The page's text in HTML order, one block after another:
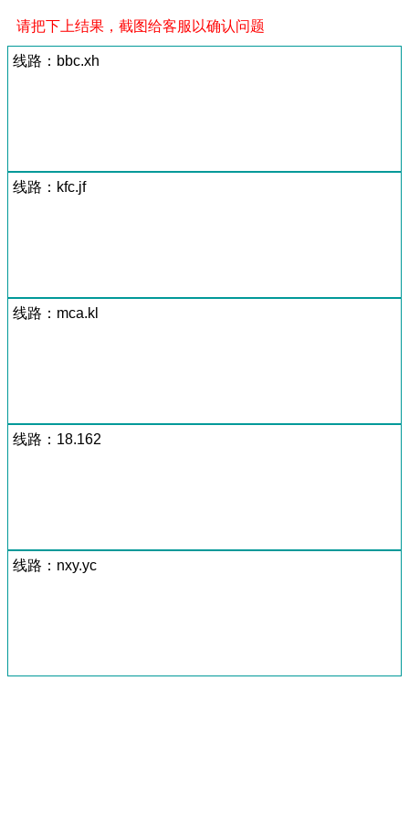
请把下上结果，截图给客服以确认问题
线路：bbc.xh
线路：kfc.jf
线路：mca.kl
线路：18.162
线路：nxy.yc